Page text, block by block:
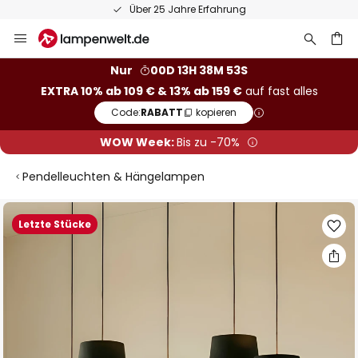
Über 25 Jahre Erfahrung
Inhalt
Nur
00D 13H 38M 53S
EXTRA 10% ab 109 € & 13% ab 159 €auf fast alles
Code:RABATT kopieren
WOW Week:Bis zu -70%
Pendelleuchten & Hängelampen
Letzte Stücke
Zum
Ende